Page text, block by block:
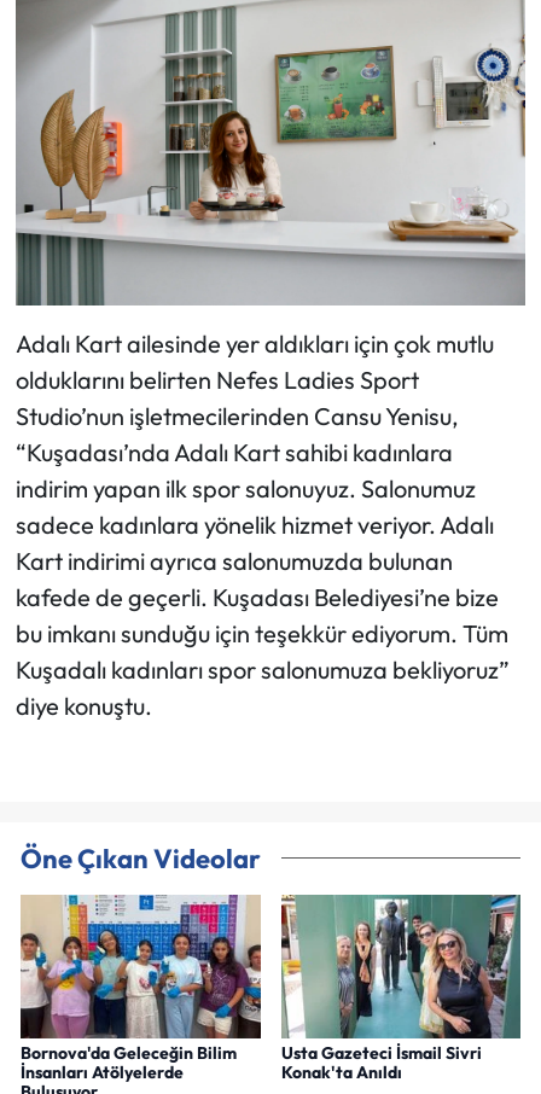
Adalı Kart ailesinde yer aldıkları için çok mutlu
olduklarını belirten Nefes Ladies Sport
Studio’nun işletmecilerinden Cansu Yenisu,
“Kuşadası’nda Adalı Kart sahibi kadınlara
indirim yapan ilk spor salonuyuz. Salonumuz
sadece kadınlara yönelik hizmet veriyor. Adalı
Kart indirimi ayrıca salonumuzda bulunan
kafede de geçerli. Kuşadası Belediyesi’ne bize
bu imkanı sunduğu için teşekkür ediyorum. Tüm
Kuşadalı kadınları spor salonumuza bekliyoruz”
diye konuştu.
Öne Çıkan Videolar
Bornova'da Geleceğin Bilim
İnsanları Atölyelerde
Usta Gazeteci İsmail Sivri
Konak'ta Anıldı